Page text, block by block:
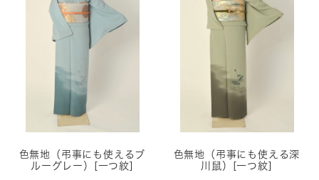
色無地（弔事にも使えるブ
ルーグレー）[一つ紋]
色無地（弔事にも使える深
川鼠）[一つ紋]